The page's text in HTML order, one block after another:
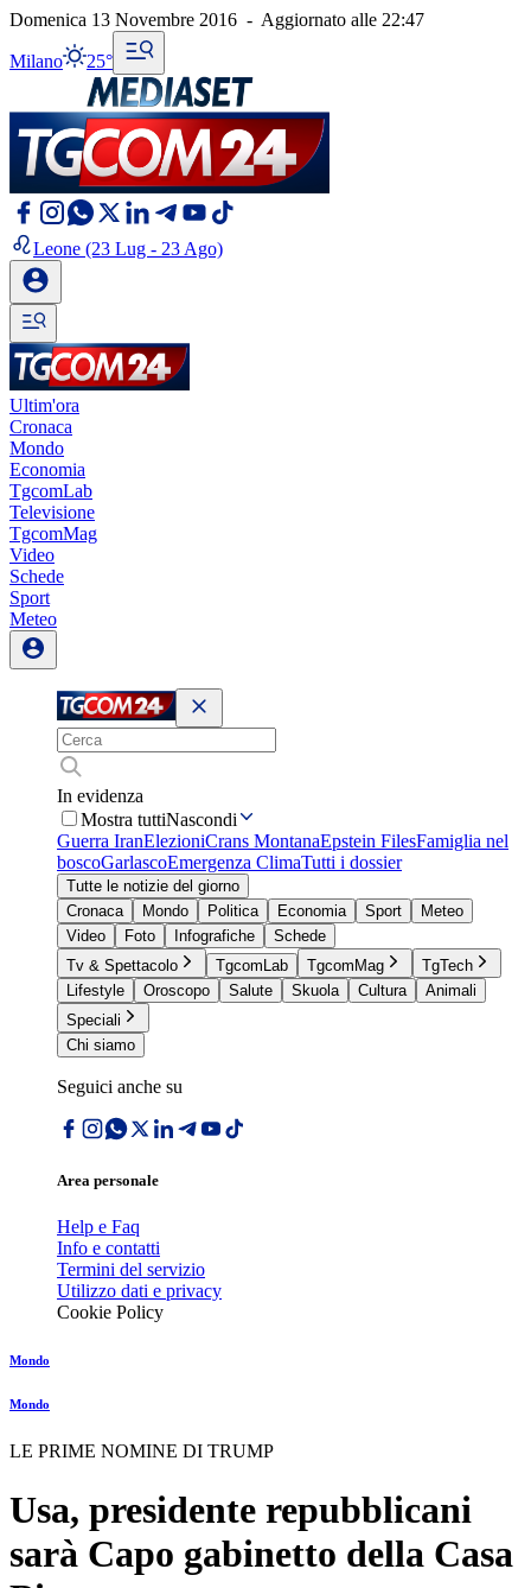
Domenica 13 Novembre 2016 - Aggiornato alle 22:47
Milano 25°
Leone (23 Lug - 23 Ago)
Ultim'ora
Cronaca
Mondo
Economia
TgcomLab
Televisione
TgcomMag
Video
Schede
Sport
Meteo
In evidenza
Mostra tuttiNascondi
Guerra IranElezioniCrans MontanaEpstein FilesFamiglia nel
boscoGarlascoEmergenza ClimaTutti i dossier
Tutte le notizie del giorno
Cronaca
Mondo Politica Economia Sport
Meteo
Video
Foto Infografiche
Schede
Tv & Spettacolo
TgcomLab TgcomMag
TgTech
Lifestyle
Oroscopo Salute Skuola Cultura
Animali
Speciali
Chi siamo
Seguici anche su
Area personale
Help e Faq
Info e contatti
Termini del servizio
Utilizzo dati e privacy
Cookie Policy
Mondo
Mondo
LE PRIME NOMINE DI TRUMP
Usa, presidente repubblicani
sarà Capo gabinetto della Casa